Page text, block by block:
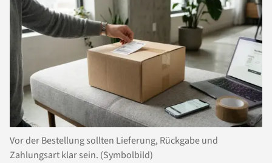
Vor der Bestellung sollten Lieferung, Rückgabe und
Zahlungsart klar sein. (Symbolbild)